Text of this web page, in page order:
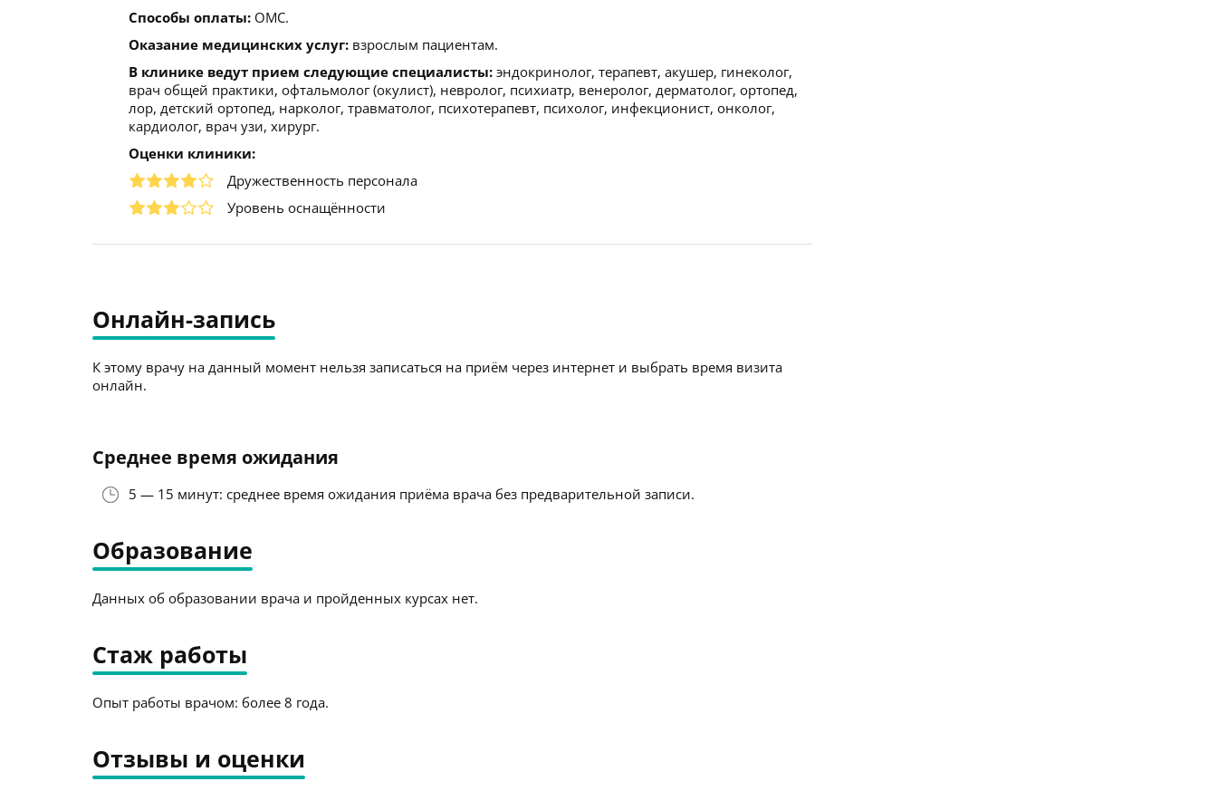
Способы оплаты: ОМС.
Оказание медицинских услуг: взрослым пациентам.
В клинике ведут прием следующие специалисты: эндокринолог, терапевт, акушер, гинеколог,
врач общей практики, офтальмолог (окулист), невролог, психиатр, венеролог, дерматолог, ортопед,
лор, детский ортопед, нарколог, травматолог, психотерапевт, психолог, инфекционист, онколог,
кардиолог, врач узи, хирург.
Оценки клиники:
Дружественность персонала
Уровень оснащённости
Онлайн-запись
К этому врачу на данный момент нельзя записаться на приём через интернет и выбрать время визита
онлайн.
Среднее время ожидания
5 — 15 минут: среднее время ожидания приёма врача без предварительной записи.
Образование
Данных об образовании врача и пройденных курсах нет.
Стаж работы
Опыт работы врачом: более 8 года.
Отзывы и оценки